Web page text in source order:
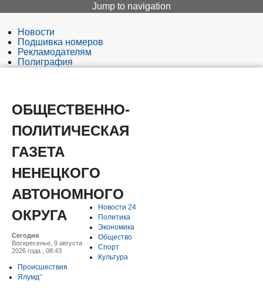
Jump to navigation
Новости
Подшивка номеров
Рекламодателям
Полиграфия
ОБЩЕСТВЕННО-
ПОЛИТИЧЕСКАЯ
ГАЗЕТА
НЕНЕЦКОГО
АВТОНОМНОГО
ОКРУГА
Сегодня
Воскресенье, 9 августа
2026 года , 08:43
Новости 24
Политика
Экономика
Общество
Спорт
Культура
Происшествия
Ялумд’’